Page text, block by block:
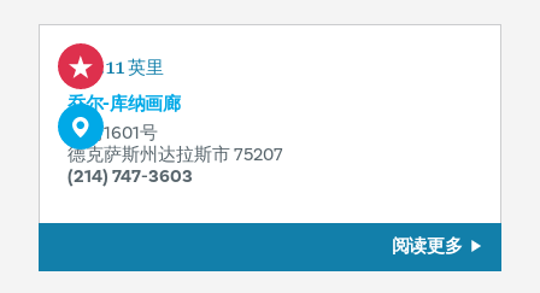
0.11 英里
乔尔-库纳画廊
龙街1601号
德克萨斯州达拉斯市 75207
(214) 747-3603
阅读更多